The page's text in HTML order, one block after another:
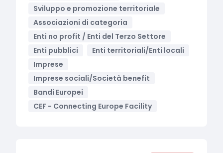
Sviluppo e promozione territoriale
Associazioni di categoria
Enti no profit / Enti del Terzo Settore
Enti pubblici
Enti territoriali/Enti locali
Imprese
Imprese sociali/Società benefit
Bandi Europei
CEF - Connecting Europe Facility